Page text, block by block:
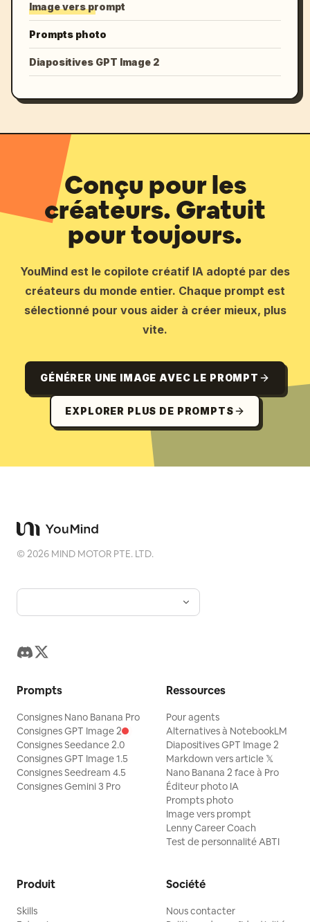
Image vers prompt
Prompts photo
Diapositives GPT Image 2
Conçu pour les
créateurs. Gratuit
pour toujours.
YouMind est le copilote créatif IA adopté par des
créateurs du monde entier. Chaque prompt est
sélectionné pour vous aider à créer mieux, plus
vite.
GÉNÉRER UNE IMAGE AVEC LE PROMPT
EXPLORER PLUS DE PROMPTS
©2026 MIND MOTOR PTE. LTD.
Prompts
Consignes Nano Banana Pro
Consignes GPT Image 2
Consignes Seedance 2.0
Consignes GPT Image 1.5
Consignes Seedream 4.5
Consignes Gemini 3 Pro
Ressources
Pour agents
Alternatives à NotebookLM
Diapositives GPT Image 2
Markdown vers article 𝕏
Nano Banana 2 face à Pro
Éditeur photo IA
Prompts photo
Image vers prompt
Lenny Career Coach
Test de personnalité ABTI
Produit
Skills
Société
Nous contacter